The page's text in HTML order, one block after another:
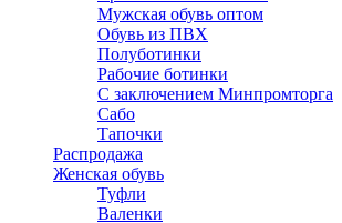
Мужская обувь оптом
Обувь из ПВХ
Полуботинки
Рабочие ботинки
С заключением Минпромторга
Сабо
Тапочки
Распродажа
Женская обувь
Туфли
Валенки